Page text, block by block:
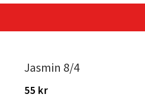
Jasmin 8/4
55 kr